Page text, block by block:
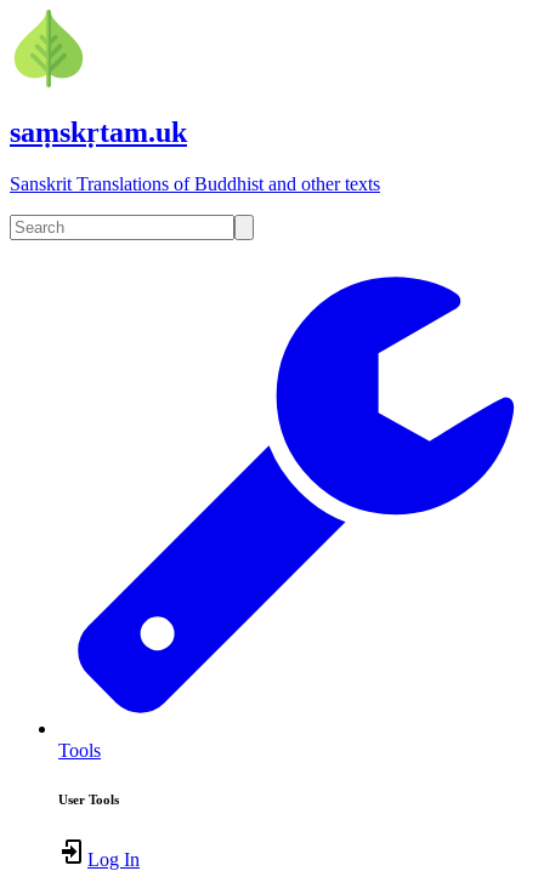
saṃskṛtam.uk
Sanskrit Translations of Buddhist and other texts
Tools
User Tools
Log In